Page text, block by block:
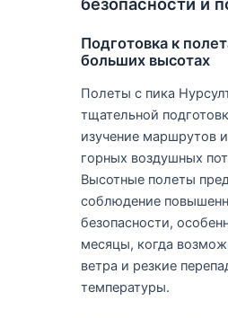
Подготовка к
больших высотах
Полеты с пика
тщательной
изучение маршрутов
горных воздушных
Высотные полеты
соблюдение
безопасности,
месяцы, когда
ветра и резкие
температуры.